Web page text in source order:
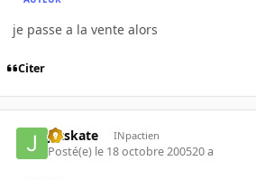
je passe a la vente alors
Citer
jetskate INpactien
Posté(e) le 18 octobre 200520 a